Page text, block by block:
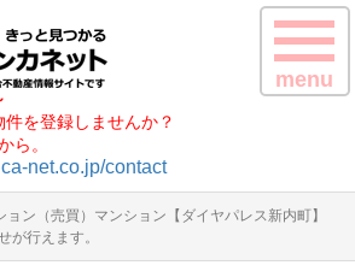
を登録しませんか？
ら。
net.co.jp/contact
menu
ン（売買）マンション【ダイヤパレス新内町】
が行えます。